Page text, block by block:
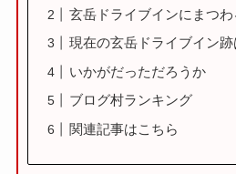
玄岳ドライブインにまつわ
現在の玄岳ドライブイン跡
いかがだっただろうか
ブログ村ランキング
関連記事はこちら